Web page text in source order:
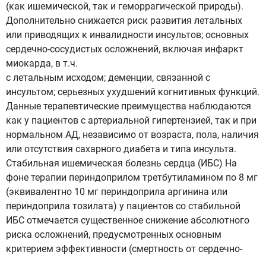
(как ишемической, так и геморрагической природы).
Дополнительно снижается риск развития летальных
или приводящих к инвалидности инсультов; основных
сердечно-сосудистых осложнений, включая инфаркт
миокарда, в т.ч.
с летальным исходом; деменции, связанной с
инсультом; серьезных ухудшений когнитивных функций.
Данные терапевтические преимущества наблюдаются
как у пациентов с артериальной гипертензией, так и при
нормальном АД, независимо от возраста, пола, наличия
или отсутствия сахарного диабета и типа инсульта.
Стабильная ишемическая болезнь сердца (ИБС) На
фоне терапии периндоприлом третбутиламином по 8 мг
(эквивалентно 10 мг периндоприла аргинина или
периндоприла тозилата) у пациентов со стабильной
ИБС отмечается существенное снижение абсолютного
риска осложнений, предусмотренных основным
критерием эффективности (смертность от сердечно-